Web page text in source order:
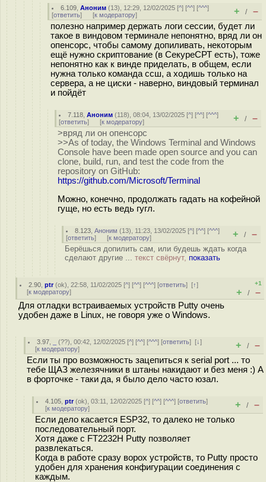
6.109 ,Аноним (13), 12:29, 12/02/2025 [^] [^^] [^^^]
[ответить] [к модератору] + / –
полезно например держать логи сессии, будет ли
такое в виндовом терминале непонятно, вряд ли он
опенсорс, чтобы самому допиливать, некоторым
ещё нужно скриптование (в СекуреСРТ есть), тоже
непонятно как к винде приделать, в общем, если
нужна только команда ссш, а ходишь только на
сервера, а не циски - наверно, виндовый терминал
и пойдёт
7.118 ,Аноним (118), 08:04, 13/02/2025 [^] [^^] [^^^]
[ответить] [к модератору] + / –
>вряд ли он опенсорс
>>As of today, the Windows Terminal and Windows
Console have been made open source and you can
clone, build, run, and test the code from the
repository on GitHub:
https://github.com/Microsoft/Terminal
Можно, конечно, продолжать гадать на кофейной
гуще, но есть ведь гугл.
8.123 ,Аноним (13), 11:23, 13/02/2025 [^] [^^] [^^^]
[ответить] [к модератору] + / –
Берёшься допилить сам, или будешь ждать когда
сделают другие ... текст свёрнут, показать
2.90 ,ptr(ok), 22:58, 11/02/2025 [^] [^^] [^^^] [ответить][↑]
[к модератору]
+1
+ / –
Для отладки встраиваемых устройств Putty очень
удобен даже в Linux, не говоря уже о Windows.
3.97 (??), 00:42, 12/02/2025 [^] [^^] [^^^] [ответить][↓]
[к модератору] + / –
Если ты про возможность зацепиться к serial port ... то
тебе ЩАЗ железячники в штаны накидают и без меня :) А
в форточке - таки да, я было дело часто юзал.
4.105 ,ptr(ok), 03:11, 12/02/2025 [^] [^^] [^^^] [ответить]
[к модератору] + / –
Если дело касается ESP32, то далеко не только
последовательный порт.
Хотя даже с FT2232H Putty позволяет
развлекаться.
Когда в работе сразу ворох устройств, то Putty просто
удобен для хранения конфигурации соединения с
каждым.